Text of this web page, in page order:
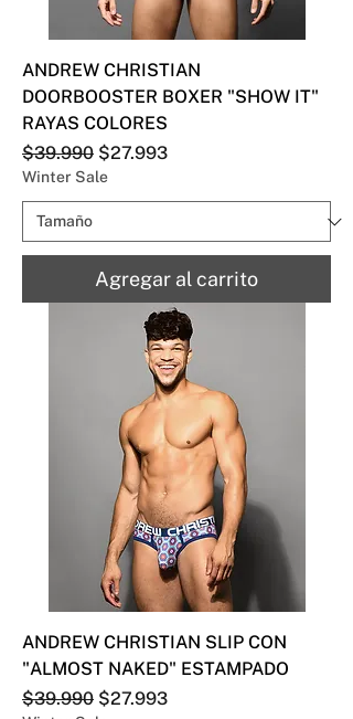
ANDREW CHRISTIAN
DOORBOOSTER BOXER "SHOW IT"
RAYAS COLORES
Precio
$39.990 Precio de oferta
$27.993
Winter Sale
Agregar al carrito
ANDREW CHRISTIAN SLIP CON
"ALMOST NAKED" ESTAMPADO
Precio
$39.990 Precio de oferta
$27.993